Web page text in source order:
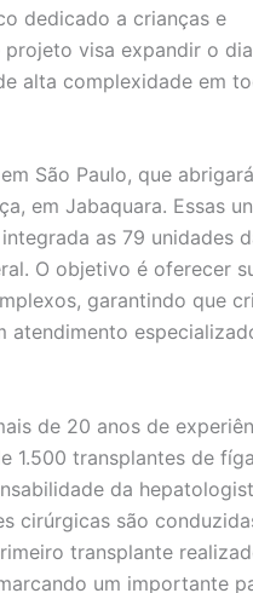
dedicado a crianças e
projeto visa expandir o
alta complexidade em
São Paulo, que
em Jabaquara. Essas
as 79 unidades
O objetivo é oferecer
garantindo que
atendimento
de 20 anos de
1.500 transplantes de
da
cirúrgicas são
transplante
um importante